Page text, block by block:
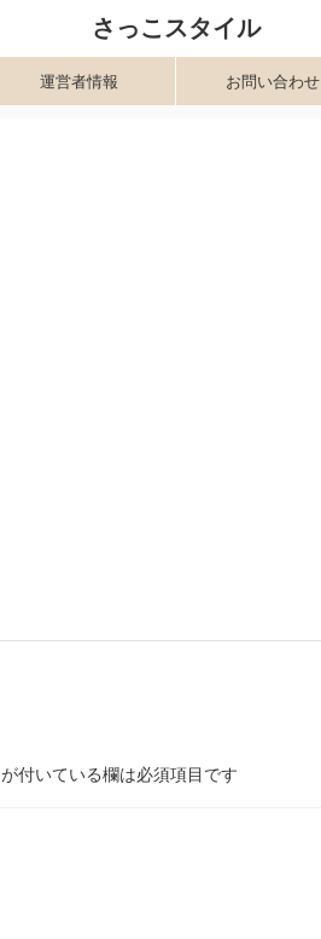
さっこスタイル
運営者情報 お問い合わせ
が付いている欄は必須項目です